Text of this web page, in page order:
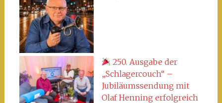
250. Ausgabe der
„Schlagercouch“ –
Jubiläumssendung mit
Olaf Henning erfolgreich